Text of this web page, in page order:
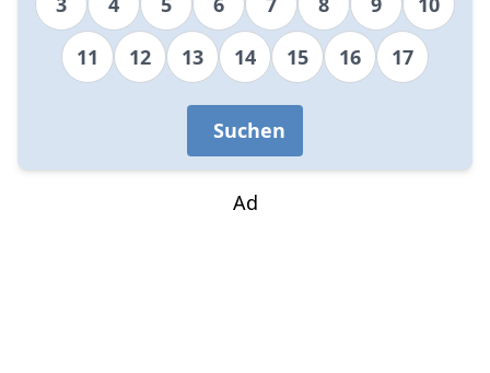
11
12 13 14 15 16 17
Suchen
Ad